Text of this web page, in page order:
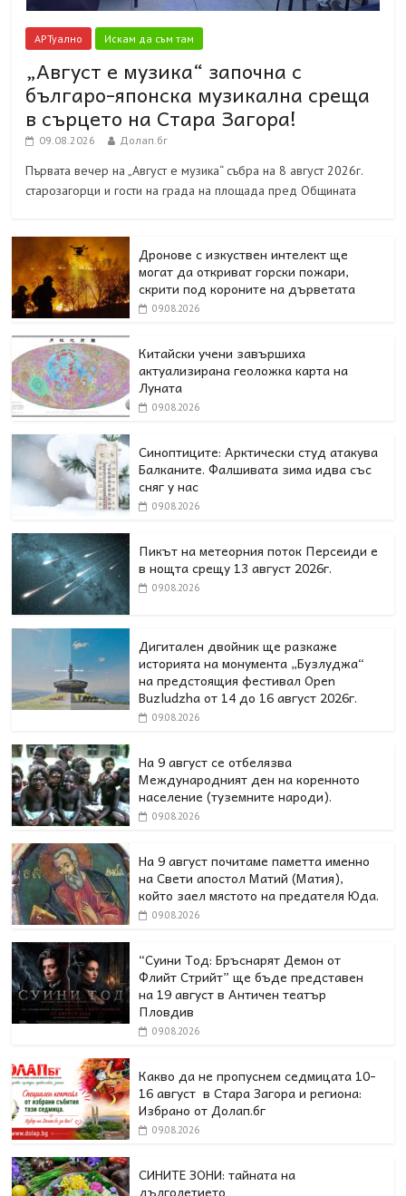
АРТуално Искам да съм там
„Август е музика“ започна с
българо-японска музикална среща
в сърцето на Стара Загора!
09.08.2026 Долап.бг
Първата вечер на „Август е музика“ събра на 8 август 2026г.
старозагорци и гости на града на площада пред Общината
Дронове с изкуствен интелект ще
могат да откриват горски пожари,
скрити под короните на дърветата
09.08.2026
Китайски учени завършиха
актуализирана геоложка карта на
Луната
09.08.2026
Синоптиците: Арктически студ атакува
Балканите. Фалшивата зима идва със
сняг у нас
09.08.2026
Пикът на метеорния поток Персеиди е
в нощта срещу 13 август 2026г.
09.08.2026
Дигитален двойник ще разкаже
историята на монумента „Бузлуджа“
на предстоящия фестивал Open
Buzludzha от 14 до 16 август 2026г.
09.08.2026
На 9 август се отбелязва
Международният ден на коренното
население (туземните народи).
09.08.2026
На 9 август почитаме паметта именно
на Свети апостол Матий (Матия),
който заел мястото на предателя Юда.
09.08.2026
“Суини Тод: Бръснарят Демон от
Флийт Стрийт” ще бъде представен
на 19 август в Античен театър
Пловдив
09.08.2026
Какво да не пропуснем седмицата 10-
16 август в Стара Загора и региона:
Избрано от Долап.бг
09.08.2026
СИНИТЕ ЗОНИ: тайната на
дълголетието